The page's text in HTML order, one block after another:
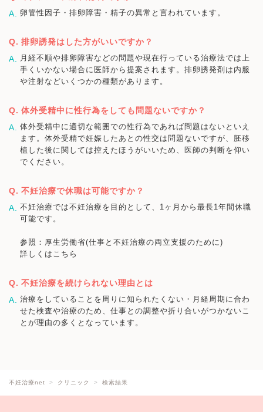
卵管性因子・排卵障害・精子の異常と言われています。
排卵誘発はした方がいいですか？
月経不順や排卵障害などの問題や現在行っている治療法では上
手くいかない場合に医師から提案されます。排卵誘発剤は内服
や注射などいくつかの種類があります。
体外受精中に性行為をしても問題ないですか？
体外受精中に適切な範囲での性行為であれば問題はないといえ
ます。体外受精で妊娠したあとの性交は問題ないですが、胚移
植した後に関しては控えたほうがいいため、医師の判断を仰い
でください。
不妊治療で休職は可能ですか？
不妊治療では不妊治療を目的として、1ヶ月から最長1年間休職
可能です。
参照：厚生労働省(仕事と不妊治療の両立支援のために)
詳しくはこちら
不妊治療を続けられない理由とは
治療をしていることを周りに知られたくない・月経周期に合わ
せた検査や治療のため、仕事との調整や折り合いがつかないこ
とが理由の多くとなっています。
不妊治療net クリニック 検索結果